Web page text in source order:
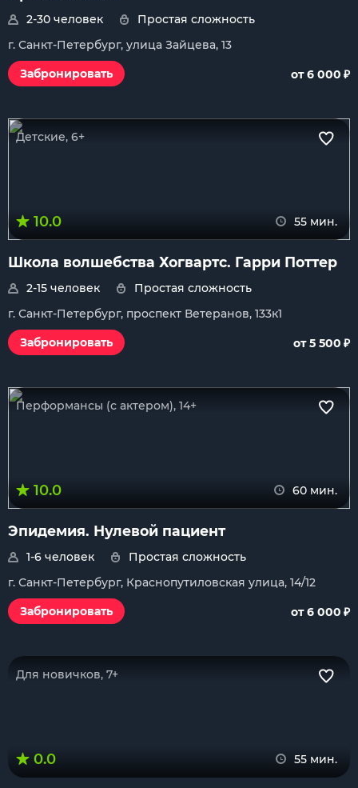
2-30 человек
Простая сложность
г. Санкт-Петербург, улица Зайцева, 13
Забронировать
от 6 000 ₽
Детские, 6+
10.0 55 мин.
Школа волшебства Хогвартс. Гарри Поттер
2-15 человек
Простая сложность
г. Санкт-Петербург, проспект Ветеранов, 133к1
Забронировать
от 5 500 ₽
Перформансы (с актером), 14+
10.0 60 мин.
Эпидемия. Нулевой пациент
1-6 человек
Простая сложность
г. Санкт-Петербург, Краснопутиловская улица, 14/12
Забронировать
от 6 000 ₽
Для новичков, 7+
0.0 55 мин.